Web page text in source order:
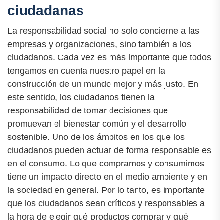
ciudadanas
La responsabilidad social no solo concierne a las
empresas y organizaciones, sino también a los
ciudadanos. Cada vez es más importante que todos
tengamos en cuenta nuestro papel en la
construcción de un mundo mejor y más justo. En
este sentido, los ciudadanos tienen la
responsabilidad de tomar decisiones que
promuevan el bienestar común y el desarrollo
sostenible. Uno de los ámbitos en los que los
ciudadanos pueden actuar de forma responsable es
en el consumo. Lo que compramos y consumimos
tiene un impacto directo en el medio ambiente y en
la sociedad en general. Por lo tanto, es importante
que los ciudadanos sean críticos y responsables a
la hora de elegir qué productos comprar y qué